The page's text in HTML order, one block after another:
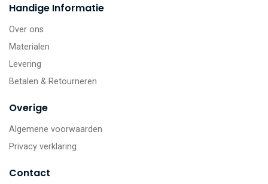
Handige Informatie
Over ons
Materialen
Levering
Betalen & Retourneren
Overige
Algemene voorwaarden
Privacy verklaring
Contact